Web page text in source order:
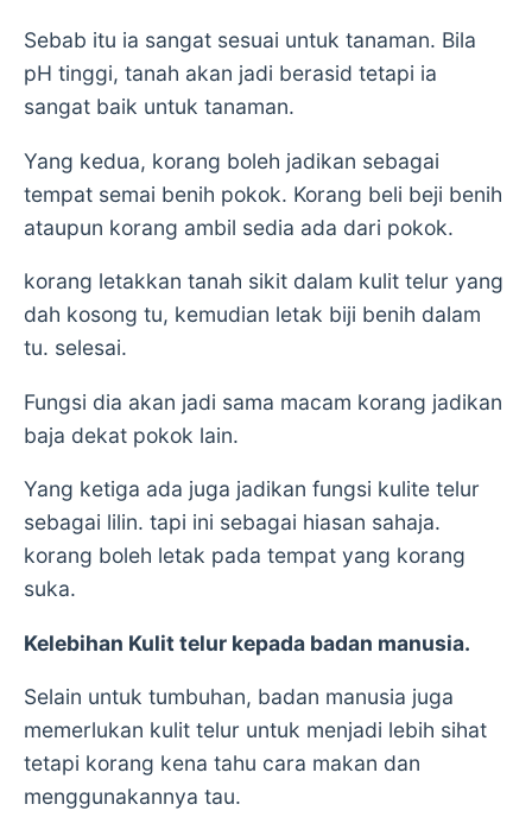
Sebab itu ia sangat sesuai untuk tanaman. Bila
pH tinggi, tanah akan jadi berasid tetapi ia
sangat baik untuk tanaman.
Yang kedua, korang boleh jadikan sebagai
tempat semai benih pokok. Korang beli beji benih
ataupun korang ambil sedia ada dari pokok.
korang letakkan tanah sikit dalam kulit telur yang
dah kosong tu, kemudian letak biji benih dalam
tu. selesai.
Fungsi dia akan jadi sama macam korang jadikan
baja dekat pokok lain.
Yang ketiga ada juga jadikan fungsi kulite telur
sebagai lilin. tapi ini sebagai hiasan sahaja.
korang boleh letak pada tempat yang korang
suka.
Kelebihan Kulit telur kepada badan manusia.
Selain untuk tumbuhan, badan manusia juga
memerlukan kulit telur untuk menjadi lebih sihat
tetapi korang kena tahu cara makan dan
menggunakannya tau.